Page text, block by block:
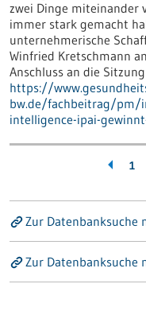
zwei Dinge miteinander
immer stark gemacht
unternehmerische
Winfried Kretschmann
Anschluss an die
https://
bw.de/fachbeitrag/pm/
intelligence-ipai-
1
Zur Datenbanksuche
Zur Datenbanksuche